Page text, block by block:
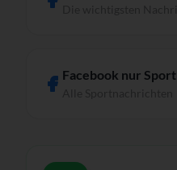
Facebook nur Sport